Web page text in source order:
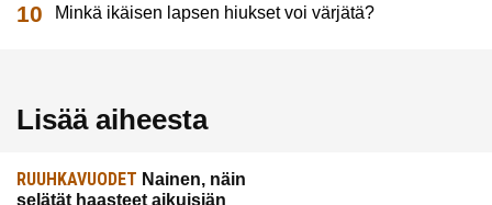
Minkä ikäisen lapsen hiukset voi värjätä?
Lisää aiheesta
RUUHKAVUODET Nainen, näin
selätät haasteet aikuisiän